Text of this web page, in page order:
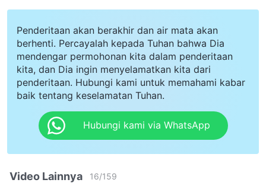
Penderitaan akan berakhir dan air mata akan
berhenti. Percayalah kepada Tuhan bahwa Dia
mendengar permohonan kita dalam penderitaan
kita, dan Dia ingin menyelamatkan kita dari
penderitaan. Hubungi kami untuk memahami kabar
baik tentang keselamatan Tuhan.
Hubungi kami via WhatsApp
Video Lainnya 16/159